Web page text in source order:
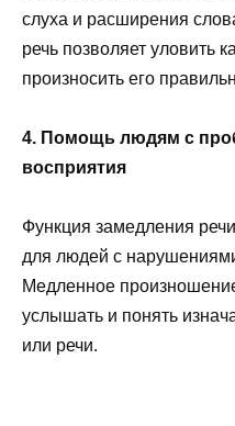
слуха и расширения
речь позволяет уловить
произносить его
4. Помощь людям с
восприятия
Функция замедления
для людей с
Медленное
услышать и понять
или речи.